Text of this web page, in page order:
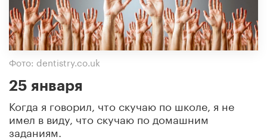
Фото: dentistry.co.uk
25 января
Когда я говорил, что скучаю по школе, я не
имел в виду, что скучаю по домашним
заданиям.